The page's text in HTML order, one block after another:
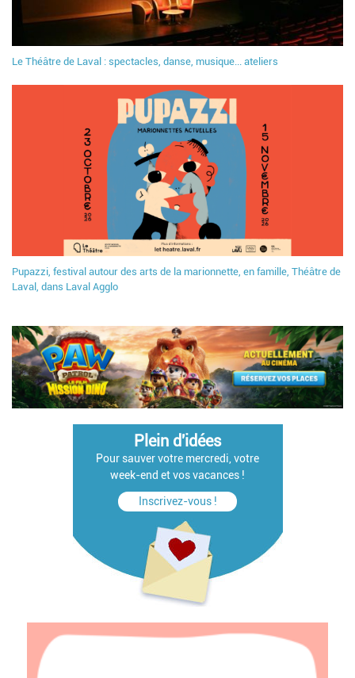
Le Théâtre de Laval : spectacles, danse, musique... ateliers
Pupazzi, festival autour des arts de la marionnette, en famille, Théâtre de
Laval, dans Laval Agglo
Plein d'idées
Pour sauver votre mercredi, votre
week-end et vos vacances !
Inscrivez-vous !